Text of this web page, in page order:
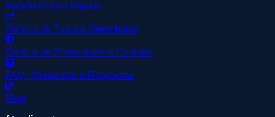
Pedido Online Rápido
Política de Troca e Reembolso
Política de Privacidade e Cookies
FAQ - Perguntas e Respostas
Blog